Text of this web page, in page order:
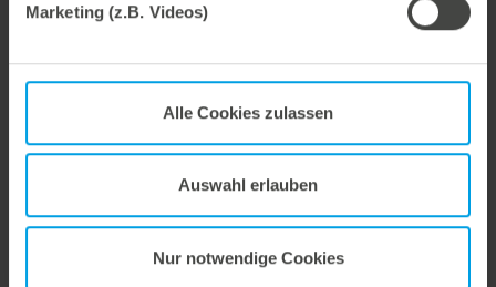
Marketing (z.B. Videos)
Alle Cookies zulassen
Auswahl erlauben
Nur notwendige Cookies